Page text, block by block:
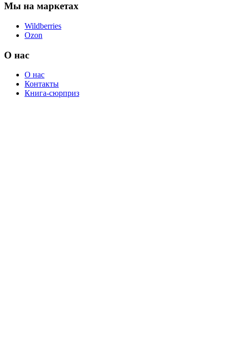
Мы на маркетах
Wildberries
Ozon
О нас
О нас
Контакты
Книга-сюрприз